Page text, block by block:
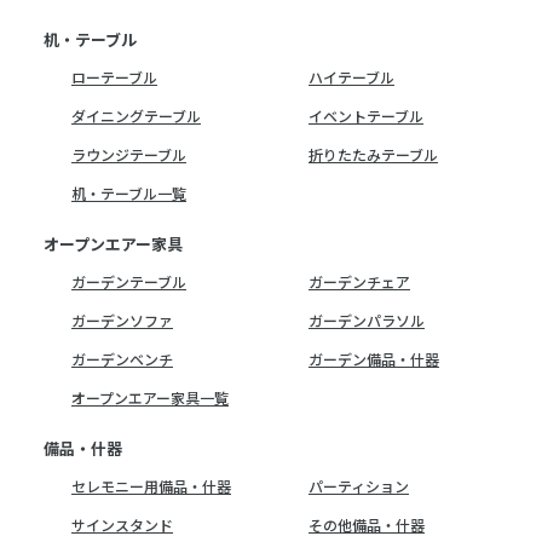
机・テーブル
ローテーブル
ハイテーブル
ダイニングテーブル
イベントテーブル
ラウンジテーブル
折りたたみテーブル
机・テーブル一覧
オープンエアー家具
ガーデンテーブル
ガーデンチェア
ガーデンソファ
ガーデンパラソル
ガーデンベンチ
ガーデン備品・什器
オープンエアー家具一覧
備品・什器
セレモニー用備品・什器
パーティション
サインスタンド
その他備品・什器